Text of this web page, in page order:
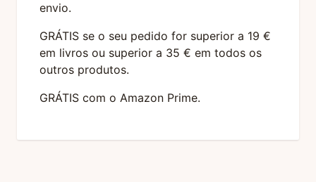
envio.
GRÁTIS se o seu pedido for superior a 19 €
em livros ou superior a 35 € em todos os
outros produtos.
GRÁTIS com o Amazon Prime.